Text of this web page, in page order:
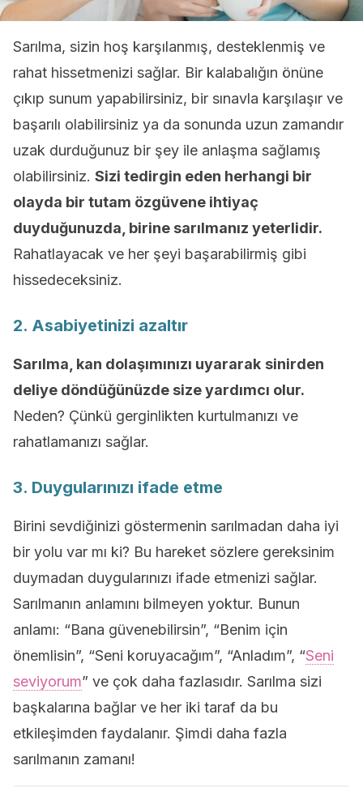
Sarılma, sizin hoş karşılanmış, desteklenmiş ve
rahat hissetmenizi sağlar. Bir kalabalığın önüne
çıkıp sunum yapabilirsiniz, bir sınavla karşılaşır ve
başarılı olabilirsiniz ya da sonunda uzun zamandır
uzak durduğunuz bir şey ile anlaşma sağlamış
olabilirsiniz. Sizi tedirgin eden herhangi bir
olayda bir tutam özgüvene ihtiyaç
duyduğunuzda, birine sarılmanız yeterlidir.
Rahatlayacak ve her şeyi başarabilirmiş gibi
hissedeceksiniz.
2. Asabiyetinizi azaltır
Sarılma, kan dolaşımınızı uyararak sinirden
deliye döndüğünüzde size yardımcı olur.
Neden? Çünkü gerginlikten kurtulmanızı ve
rahatlamanızı sağlar.
3. Duygularınızı ifade etme
Birini sevdiğinizi göstermenin sarılmadan daha iyi
bir yolu var mı ki? Bu hareket sözlere gereksinim
duymadan duygularınızı ifade etmenizi sağlar.
Sarılmanın anlamını bilmeyen yoktur. Bunun
anlamı: “Bana güvenebilirsin”, “Benim için
önemlisin”, “Seni koruyacağım”, “Anladım”, “Seni
seviyorum” ve çok daha fazlasıdır. Sarılma sizi
başkalarına bağlar ve her iki taraf da bu
etkileşimden faydalanır. Şimdi daha fazla
sarılmanın zamanı!